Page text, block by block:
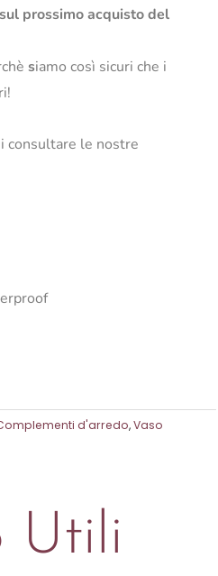
prossimo acquisto del
siamo così sicuri che i
consultare le nostre
d'arredo,Vaso
Utili